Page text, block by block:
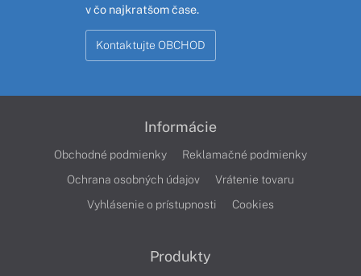
v čo najkratšom čase.
Kontaktujte OBCHOD
Informácie
Obchodné podmienky
Reklamačné podmienky
Ochrana osobných údajov
Vrátenie tovaru
Vyhlásenie o prístupnosti
Cookies
Produkty